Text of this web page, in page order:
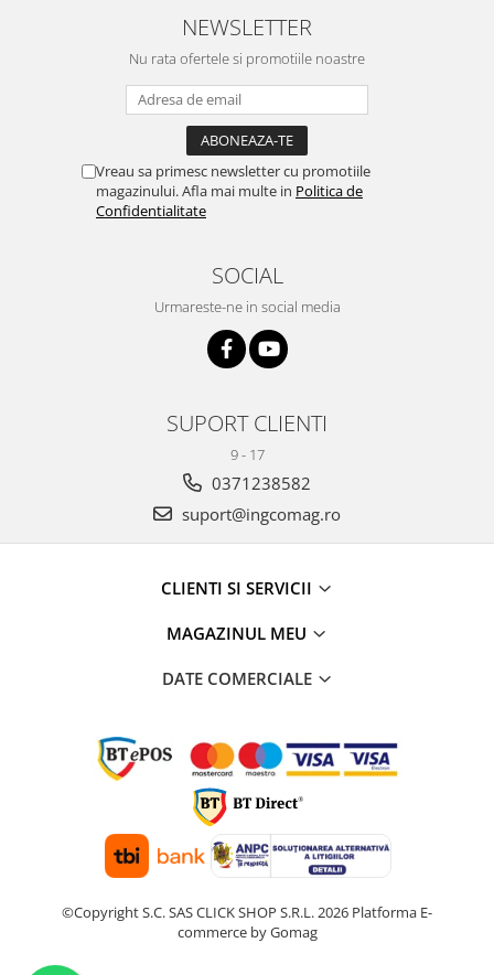
NEWSLETTER
Nu rata ofertele si promotiile noastre
Vreau sa primesc newsletter cu promotiile
magazinului. Afla mai multe in Politica de
Confidentialitate
SOCIAL
Urmareste-ne in social media
SUPORT CLIENTI
9 - 17
0371238582
suport@ingcomag.ro
CLIENTI SI SERVICII
MAGAZINUL MEU
DATE COMERCIALE
©Copyright S.C. SAS CLICK SHOP S.R.L. 2026 Platforma E-
commerce by Gomag